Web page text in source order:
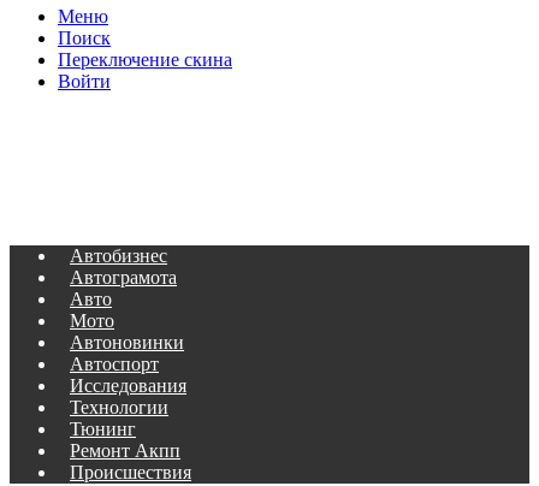
Меню
Поиск
Переключение скина
Войти
Автобизнес
Автограмота
Авто
Мото
Автоновинки
Автоспорт
Исследования
Технологии
Тюнинг
Ремонт Акпп
Происшествия